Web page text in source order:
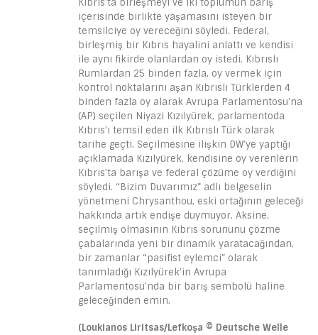
içerisinde birlikte yaşamasını isteyen bir
temsilciye oy vereceğini söyledi. Federal,
birleşmiş bir Kıbrıs hayalini anlattı ve kendisi
ile aynı fikirde olanlardan oy istedi. Kıbrıslı
Rumlardan 25 binden fazla, oy vermek için
kontrol noktalarını aşan Kıbrıslı Türklerden 4
binden fazla oy alarak Avrupa Parlamentosu’na
(AP) seçilen Niyazi Kızılyürek, parlamentoda
Kıbrıs’ı temsil eden ilk Kıbrıslı Türk olarak
tarihe geçti. Seçilmesine ilişkin DW’ye yaptığı
açıklamada Kızılyürek, kendisine oy verenlerin
Kıbrıs’ta barışa ve federal çözüme oy verdiğini
söyledi. “Bizim Duvarımız” adlı belgeselin
yönetmeni Chrysanthou, eski ortağının geleceği
hakkında artık endişe duymuyor. Aksine,
seçilmiş olmasının Kıbrıs sorununu çözme
çabalarında yeni bir dinamik yaratacağından,
bir zamanlar “pasifist eylemci” olarak
tanımladığı Kızılyürek’in Avrupa
Parlamentosu’nda bir barış sembolü haline
geleceğinden emin.
(Loukianos Liritsas/Lefkoşa © Deutsche Welle